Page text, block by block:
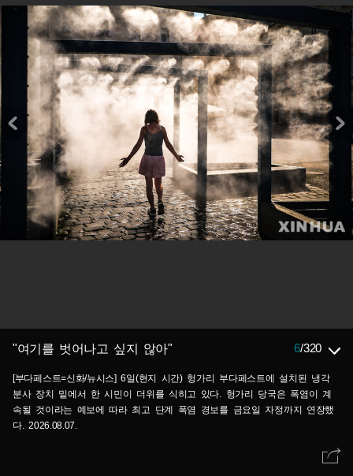
"여기를 벗어나고 싶지 않아" 6/320
[부다페스트=신화/뉴시스] 6일(현지 시간) 헝가리 부다페스트에 설치된 냉각
분사 장치 밑에서 한 시민이 더위를 식히고 있다. 헝가리 당국은 폭염이 계
속될 것이라는 예보에 따라 최고 단계 폭염 경보를 금요일 자정까지 연장했
다. 2026.08.07.